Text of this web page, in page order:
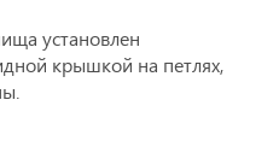
установлен
крышкой на петлях,